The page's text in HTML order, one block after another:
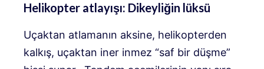
Helikopter atlayışı: Dikeyliğin lüksü
Uçaktan atlamanın aksine, helikopterden
kalkış, uçaktan iner inmez “saf bir düşme”